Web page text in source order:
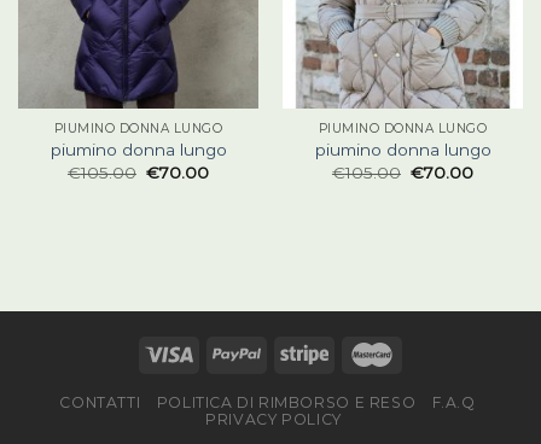
PIUMINO DONNA LUNGO
piumino donna lungo
€105.00 €70.00
PIUMINO DONNA LUNGO
piumino donna lungo
€105.00 €70.00
CONTATTI POLITICA DI RIMBORSO E RESO
F.A.Q
PRIVACY POLICY